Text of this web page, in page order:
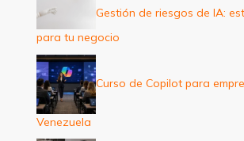
Gestión de riesgos de IA:
para tu negocio
Curso de Copilot para
Venezuela